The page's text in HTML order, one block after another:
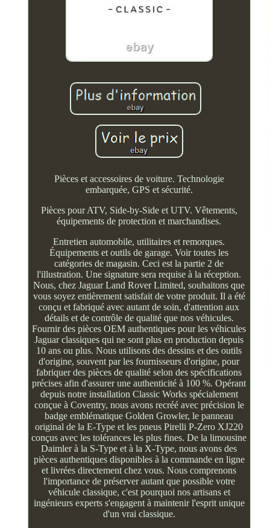
Pièces et accessoires de voiture. Technologie
embarquée, GPS et sécurité.
Pièces pour ATV, Side-by-Side et UTV. Vêtements,
équipements de protection et marchandises.
Entretien automobile, utilitaires et remorques.
Équipements et outils de garage. Voir toutes les
catégories de magasin. Ceci est la partie 2 de
l'illustration. Une signature sera requise à la réception.
Nous, chez Jaguar Land Rover Limited, souhaitons que
vous soyez entièrement satisfait de votre produit. Il a été
conçu et fabriqué avec autant de soin, d'attention aux
détails et de contrôle de qualité que nos véhicules.
Fournir des pièces OEM authentiques pour les véhicules
Jaguar classiques qui ne sont plus en production depuis
10 ans ou plus. Nous utilisons des dessins et des outils
d'origine, souvent par les fournisseurs d'origine, pour
fabriquer des pièces de qualité selon des spécifications
précises afin d'assurer une authenticité à 100 %. Opérant
depuis notre installation Classic Works spécialement
conçue à Coventry, nous avons recréé avec précision le
badge emblématique Golden Growler, le panneau
original de la E-Type et les pneus Pirelli P-Zero XJ220
conçus avec les tolérances les plus fines. De la limousine
Daimler à la S-Type et à la X-Type, nous avons des
pièces authentiques disponibles à la commande en ligne
et livrées directement chez vous. Nous comprenons
l'importance de préserver autant que possible votre
véhicule classique, c'est pourquoi nos artisans et
ingénieurs experts s'engagent à maintenir l'esprit unique
d'un vrai classique.